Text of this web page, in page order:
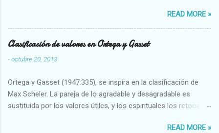
READ MORE »
Clasificación de valores en Ortega y Gasset
-octubre 20, 2013
Ortega y Gasset (1947:335), se inspira en la clasificación de
Max Scheler. La pareja de lo agradable y desagradable es
sustituida por los valores útiles, y los espirituales los retoca.
Abundante-Escaso,etc 2 VITALES Sano-Enfermo Selecto-
READ MORE »